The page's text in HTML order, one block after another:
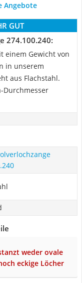
Angebote
GUT
274.100.240:
einem Gewicht von
in unserem
aus Flachstahl.
Durchmesser
weder ovale
eckige Löcher